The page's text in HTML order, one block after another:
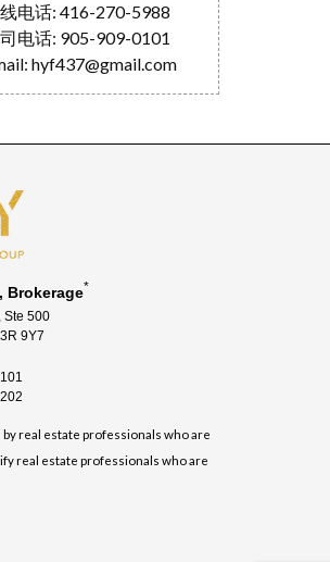
电话: 416-270-5988
电话: 905-909-0101
hyf437@gmail.com
Brokerage*
Ste 500
9Y7
real estate professionals who are
real estate professionals who are